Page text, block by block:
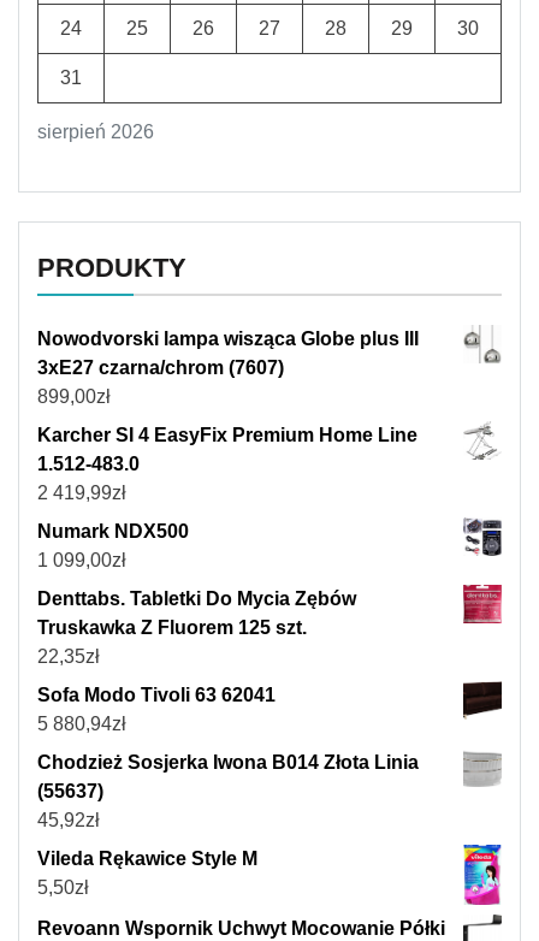
sierpień 2026
24 25 26 27 28 29 30
31
PRODUKTY
Nowodvorski lampa wisząca Globe plus III
3xE27 czarna/chrom (7607)
899,00zł
Karcher SI 4 EasyFix Premium Home Line
1.512-483.0
2 419,99zł
Numark NDX500
1 099,00zł
Denttabs. Tabletki Do Mycia Zębów
Truskawka Z Fluorem 125 szt.
22,35zł
Sofa Modo Tivoli 63 62041
5 880,94zł
Chodzież Sosjerka Iwona B014 Złota Linia
(55637)
45,92zł
Vileda Rękawice Style M
5,50zł
Revoann Wspornik Uchwyt Mocowanie Półki